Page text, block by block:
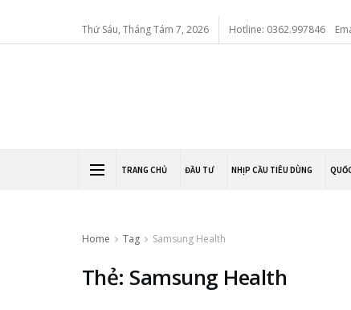
Thứ Sáu, Tháng Tám 7, 2026 Hotline: 0362.997846
TRANG CHỦ ĐẦU TƯ NHỊP CẦU TIÊU DÙNG
Home Tag Samsung Health
Thẻ: Samsung Health